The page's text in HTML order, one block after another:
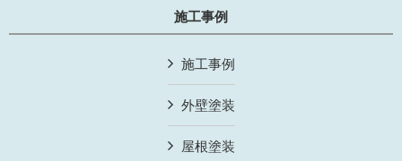
施工事例
施工事例
外壁塗装
屋根塗装